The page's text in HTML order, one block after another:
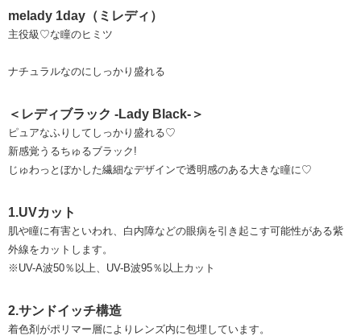
melady 1day（ミレディ）
主役級♡な瞳のヒミツ
ナチュラルなのにしっかり盛れる
＜レディブラック -Lady Black-＞
ピュアなふりしてしっかり盛れる♡
新感覚うるちゅるブラック!
じゅわっとぼかした繊細なデザインで透明感のある大きな瞳に♡
1.UVカット
肌や瞳に有害といわれ、白内障などの眼病を引き起こす可能性がある紫
外線をカットします。
※UV-A波50％以上、UV-B波95％以上カット
2.サンドイッチ構造
着色剤がポリマー層によりレンズ内に包埋しています。